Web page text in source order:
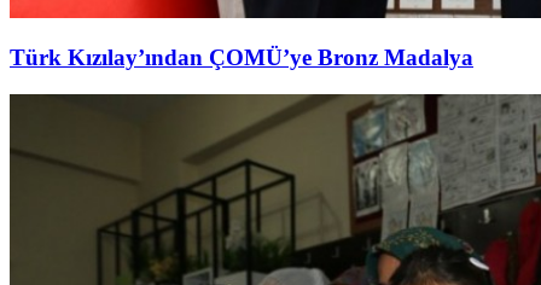
Türk Kızılay’ından ÇOMÜ’ye Bronz Madalya